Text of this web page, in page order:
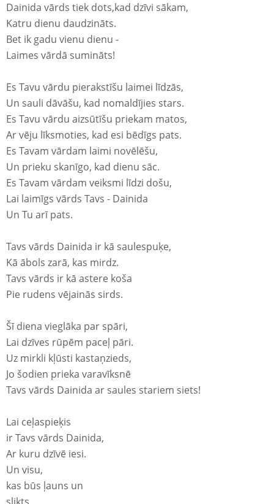
Dainida vārds tiek dots,kad dzīvi sākam,
Katru dienu daudzināts.
Bet ik gadu vienu dienu -
Laimes vārdā sumināts!
Es Tavu vārdu pierakstīšu laimei līdzās,
Un sauli dāvāšu, kad nomaldījies stars.
Es Tavu vārdu aizsūtīšu priekam matos,
Ar vēju līksmoties, kad esi bēdīgs pats.
Es Tavam vārdam laimi novēlēšu,
Un prieku skanīgo, kad dienu sāc.
Es Tavam vārdam veiksmi līdzi došu,
Lai laimīgs vārds Tavs - Dainida
Un Tu arī pats.
Tavs vārds Dainida ir kā saulespuķe,
Kā ābols zarā, kas mirdz.
Tavs vārds ir kā astere koša
Pie rudens vējainās sirds.
Šī diena vieglāka par spāri,
Lai dzīves rūpēm paceļ pāri.
Uz mirkli kļūsti kastaņzieds,
Jo šodien prieka varavīksnē
Tavs vārds Dainida ar saules stariem siets!
Lai ceļaspieķis
ir Tavs vārds Dainida,
Ar kuru dzīvē iesi.
Un visu,
kas būs ļauns un